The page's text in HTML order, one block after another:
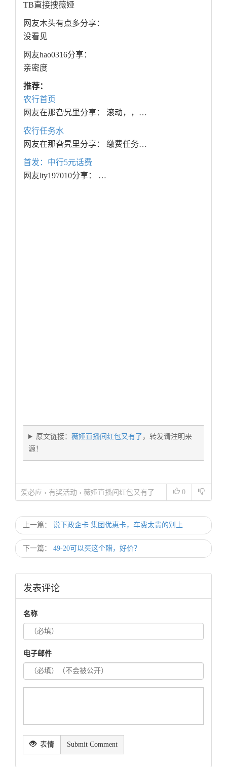
TB直接搜薇娅
网友木头有点多分享：
没看见
网友hao0316分享：
亲密度
推荐：
农行首页
网友在那旮旯里分享： 滚动，，…
农行任务水
网友在那旮旯里分享： 缴费任务…
首发：中行5元话费
网友lty197010分享： …
原文链接： 薇娅直播间红包又有了 ，转发请注明来
源！
0
爱必应 › 有奖活动 › 薇娅直播间红包又有了
上一篇： 说下政企卡 集团优惠卡，车费太贵的别上
下一篇： 49-20可以买这个醋，好价？
发表评论
名称
电子邮件
表情 Submit Comment